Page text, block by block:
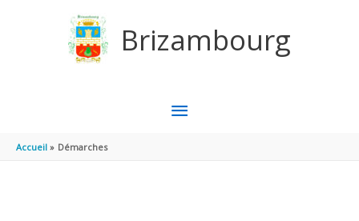
Brizambourg
MENU
Accueil Démarches